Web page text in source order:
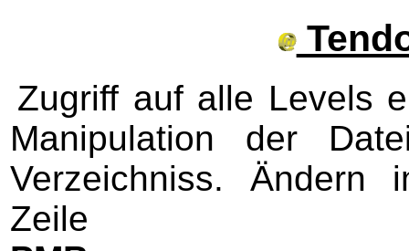
Zugriff auf alle Levels
Manipulation der
Verzeichniss. Ändern
Zeile